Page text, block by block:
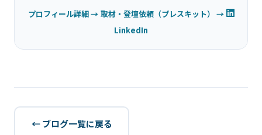
プロフィール詳細 → 取材・登壇依頼（プレスキット） →
LinkedIn
← ブログ一覧に戻る